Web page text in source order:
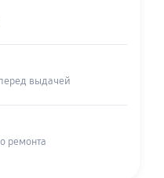
выдачей
ремонта